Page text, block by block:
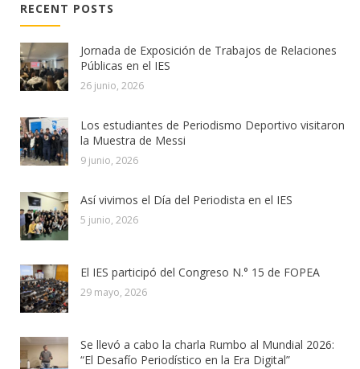
RECENT POSTS
Jornada de Exposición de Trabajos de Relaciones
Públicas en el IES
26 junio, 2026
Los estudiantes de Periodismo Deportivo visitaron
la Muestra de Messi
9 junio, 2026
Así vivimos el Día del Periodista en el IES
5 junio, 2026
El IES participó del Congreso N.° 15 de FOPEA
29 mayo, 2026
Se llevó a cabo la charla Rumbo al Mundial 2026:
“El Desafío Periodístico en la Era Digital”